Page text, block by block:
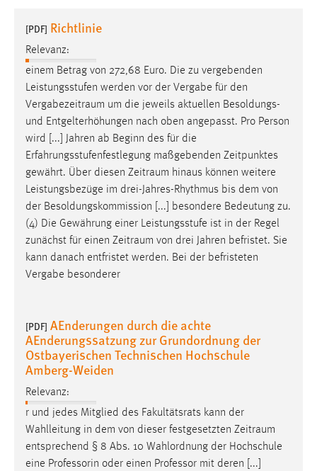
[PDF] Richtlinie
Relevanz:
einem Betrag von 272,68 Euro. Die zu vergebenden
Leistungsstufen werden vor der Vergabe für den
Vergabezeitraum um die jeweils aktuellen Besoldungs-
und Entgelterhöhungen nach oben angepasst. Pro Person
wird [...] Jahren ab Beginn des für die
Erfahrungsstufenfestlegung maßgebenden Zeitpunktes
gewährt. Über diesen Zeitraum hinaus können weitere
Leistungsbezüge im drei-Jahres-Rhythmus bis dem von
der Besoldungskommission [...] besondere Bedeutung zu.
(4) Die Gewährung einer Leistungsstufe ist in der Regel
zunächst für einen Zeitraum von drei Jahren befristet. Sie
kann danach entfristet werden. Bei der befristeten
Vergabe besonderer
[PDF] AEnderungen durch die achte
AEnderungssatzung zur Grundordnung der
Ostbayerischen Technischen Hochschule
Amberg-Weiden
Relevanz:
r und jedes Mitglied des Fakultätsrats kann der
Wahlleitung in dem von dieser festgesetzten Zeitraum
entsprechend § 8 Abs. 10 Wahlordnung der Hochschule
eine Professorin oder einen Professor mit deren [...]
Performance
Name:
Zweck:
Für performante Seitenauslieferung wird in diesem Cookie
gespeichert, ob man eingeloggt ist.
Sprachpräferenz
Name:
site-language-preference
Zweck:
Das Cookie speichert die gewählte Sprache der Website.
30 Tage
Chat
Name:
MibewSessionID, MIBEW_UserID, mibew_locale, mibew-
Zweck:
Wird benötigt um die Chatfunktion nutzen zu können.